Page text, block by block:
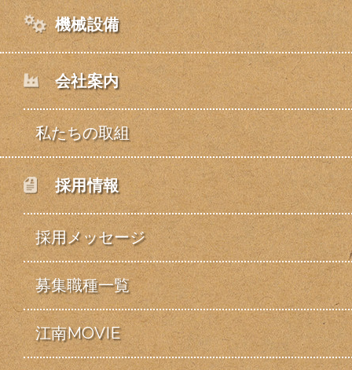
機械設備
会社案内
私たちの取組
採用情報
採用メッセージ
募集職種一覧
江南MOVIE